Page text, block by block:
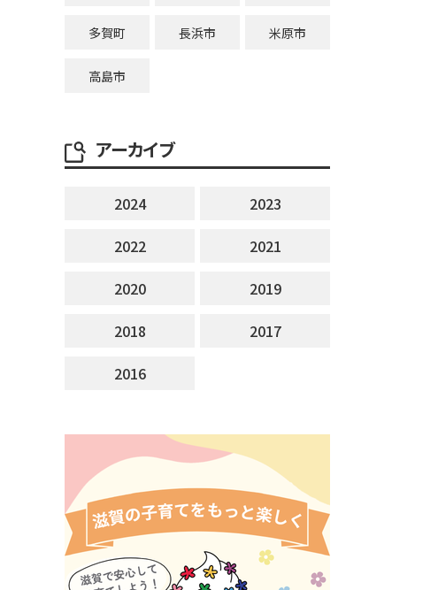
多賀町 長浜市 米原市
高島市
アーカイブ
2024
2023
2022
2021
2020
2019
2018
2017
2016